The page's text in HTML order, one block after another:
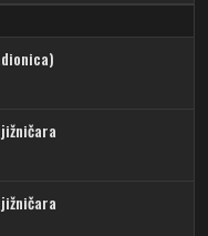
↦ Trnava
linija